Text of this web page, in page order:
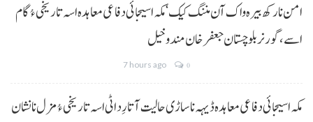
امن نا رکھ بیرہ واک آن مننگ کیک‘ مکہ اسیجائی دفاعی معاہدہ اسہ تاریخی ءُ گام
اسے،گورنر بلوچستان جعفر خان مندوخیل
7 hours ago 0
مکہ اسیجائی دفاعی معاہدہ ڈیہہ نا ساڑی حالیت آتا رِد اٹی اسہ تاریخی ءُ مزل نا نشان